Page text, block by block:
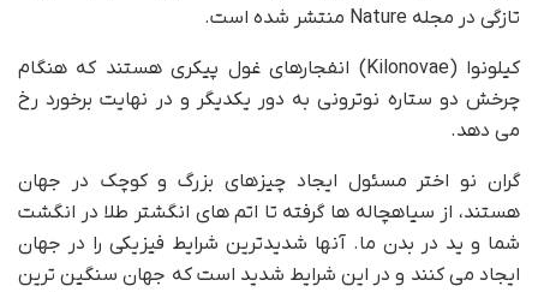
تازگی در مجله Nature منتشر شده است.
کیلونوا (Kilonovae) انفجارهای غول پیکری هستند که هنگام
چرخش دو ستاره نوترونی به دور یکدیگر و در نهایت برخورد رخ
می دهد.
گران نو اختر مسئول ایجاد چیزهای بزرگ و کوچک در جهان
هستند، از سیاهچاله ها گرفته تا اتم های انگشتر طلا در انگشت
شما و ید در بدن ما. آنها شدیدترین شرایط فیزیکی را در جهان
ایجاد می کنند و در این شرایط شدید است که جهان سنگین ترین